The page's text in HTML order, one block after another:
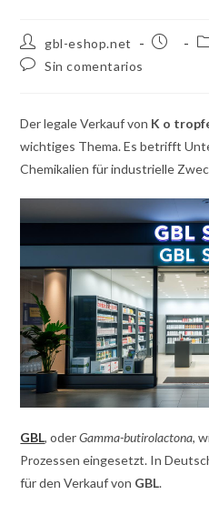
Autor
de
la
gbl-eshop.net
Comentarios
entrada:
Sin comentarios
Der legale Verkauf von K o
wichtiges Thema. Es betrifft
Chemikalien für industrielle
GBL, oderGamma-butirolactona,
Prozessen eingesetzt. In
für den Verkauf von GBL.